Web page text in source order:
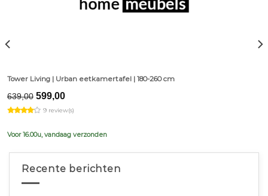
Tower Living | Urban eetkamertafel | 180-260 cm
639,00 Original
price
was:
599,00Current
is:
9 review(s)
Voor 16.00u, vandaag verzonden
Recente berichten